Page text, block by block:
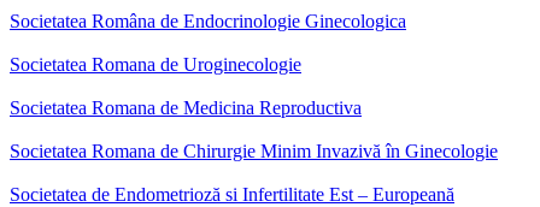
Societatea Româna de Endocrinologie Ginecologica
Societatea Romana de Uroginecologie
Societatea Romana de Medicina Reproductiva
Societatea Romana de Chirurgie Minim Invazivă în Ginecologie
Societatea de Endometrioză si Infertilitate Est – Europeană